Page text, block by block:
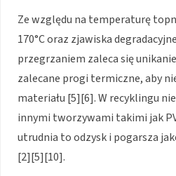
Ze względu na temperaturę
170°C oraz zjawiska
przegrzaniem zaleca się
zalecane progi termiczne, aby
materiału [5][6]. W recyklingu
innymi tworzywami takimi jak
utrudnia to odzysk i pogarsza
[2][5][10].